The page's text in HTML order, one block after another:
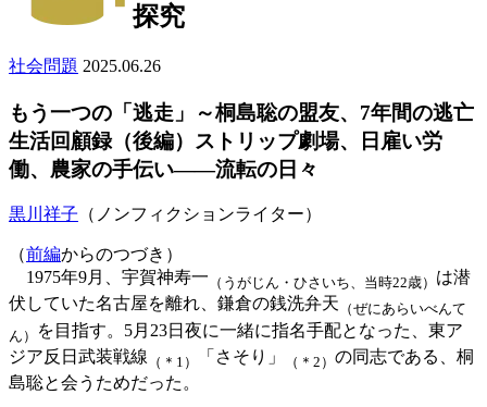
探究
社会問題 2025.06.26
もう一つの「逃走」～桐島聡の盟友、7年間の逃亡
生活回顧録（後編）ストリップ劇場、日雇い労
働、農家の手伝い――流転の日々
黒川祥子 （ノンフィクションライター）
（前編からのつづき）
1975年9月、宇賀神寿一 （うがじん・ひさいち、当時22歳） は潜
伏していた名古屋を離れ、鎌倉の銭洗弁天 （ぜにあらいべんて
ん）
を目指す。5月23日夜に一緒に指名手配となった、東ア
ジア反日武装戦線 （＊1） 「さそり」 （＊2） の同志である、桐
島聡と会うためだった。